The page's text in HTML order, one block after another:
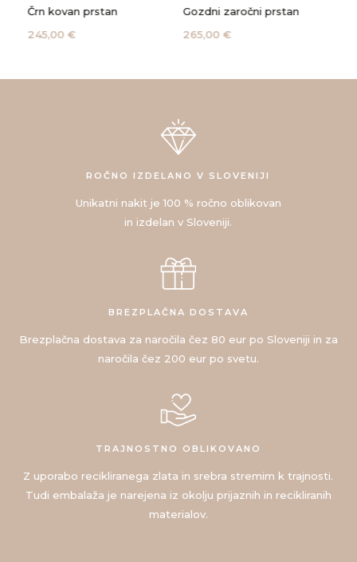
Črn kovan prstan
245,00 €
Gozdni zaročni prstan
265,00 €
ROČNO IZDELANO V SLOVENIJI
Unikatni nakit je 100 % ročno oblikovan
in izdelan v Sloveniji.
BREZPLAČNA DOSTAVA
Brezplačna dostava za naročila čez 80 eur po Sloveniji in za
naročila čez 200 eur po svetu.
TRAJNOSTNO OBLIKOVANO
Z uporabo recikliranega zlata in srebra stremim k trajnosti.
Tudi embalaža je narejena iz okolju prijaznih in recikliranih
materialov.